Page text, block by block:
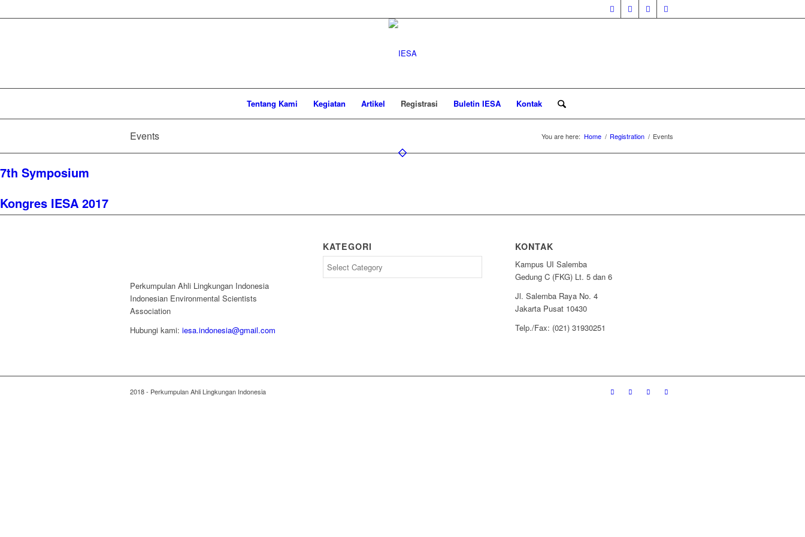
Tentang Kami Kegiatan Artikel Registrasi Buletin IESA Kontak
Events You are here: Home / Registration / Events
7th Symposium
Kongres IESA 2017
Perkumpulan Ahli Lingkungan Indonesia
Indonesian Environmental Scientists
Association
Hubungi kami: iesa.indonesia@gmail.com
KATEGORI KONTAK
Kampus UI Salemba
Gedung C (FKG) Lt. 5 dan 6
Jl. Salemba Raya No. 4
Jakarta Pusat 10430
Telp./Fax: (021) 31930251
2018 - Perkumpulan Ahli Lingkungan Indonesia